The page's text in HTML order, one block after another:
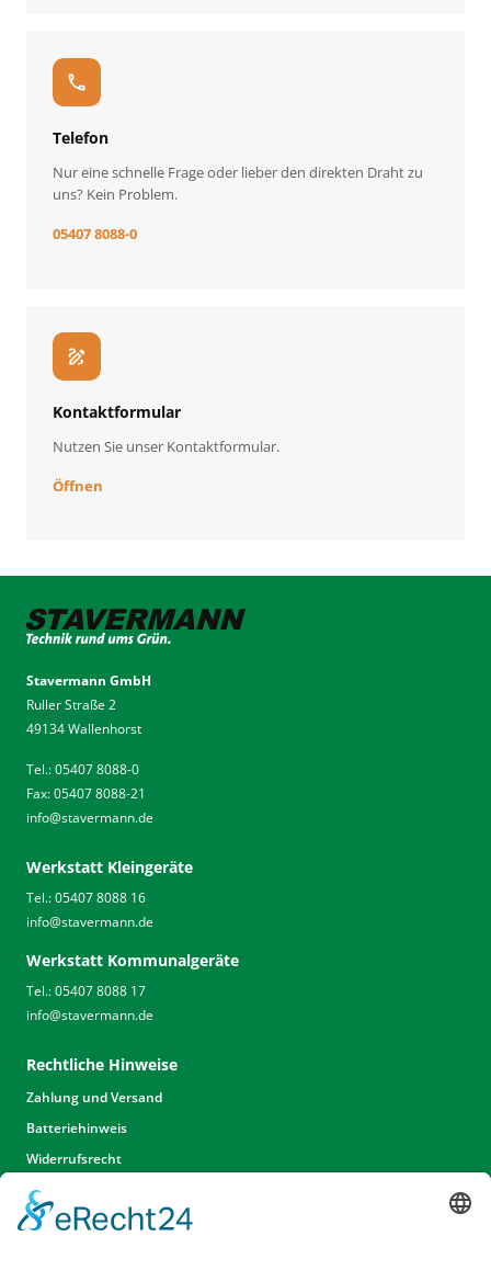
call
Telefon
Nur eine schnelle Frage oder lieber den direkten Draht zu
uns? Kein Problem.
05407 8088-0
draw
Kontaktformular
Nutzen Sie unser Kontaktformular.
Öffnen
Stavermann GmbH
Ruller Straße 2
49134 Wallenhorst
Tel.: 05407 8088-0
Fax: 05407 8088-21
info@stavermann.de
Werkstatt Kleingeräte
Tel.: 05407 8088 16
info@stavermann.de
Werkstatt Kommunalgeräte
Tel.: 05407 8088 17
info@stavermann.de
Rechtliche Hinweise
Zahlung und Versand
Batteriehinweis
Widerrufsrecht
Widerrufsrecht Dienstleistungen
AGB